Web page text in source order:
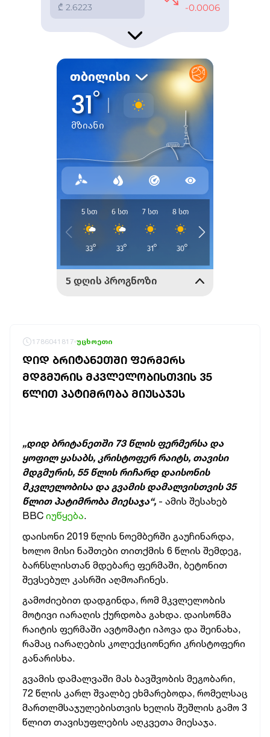
1786041817 უცხოეთი
ᲓᲘᲓ ᲑᲠᲘᲢᲐᲜᲔᲗᲨᲘ ᲤᲔᲠᲛᲔᲠᲡ
ᲛᲓᲒᲛᲣᲠᲘᲡ ᲛᲙᲕᲚᲔᲚᲝᲑᲘᲡᲗᲕᲘᲡ 35
ᲬᲚᲘᲗ ᲞᲐᲢᲘᲛᲠᲝᲑᲐ ᲛᲘᲣᲡᲐᲯᲔᲡ
„დიდ ბრიტანეთში 73 წლის ფერმერსა და
ყოფილ ყასაბს, კრისტოფერ რაიტს, თავისი
მდგმურის, 55 წლის რიჩარდ დაისონის
მკვლელობისა და გვამის დამალვისთვის 35
წლით პატიმრობა მიესაჯა“, - ამის შესახებ
BBC იუწყება.
დაისონი 2019 წლის ნოემბერში გაუჩინარდა,
ხოლო მისი ნაშთები თითქმის 6 წლის შემდეგ,
ბარნსლისთან მდებარე ფერმაში, ბეტონით
შევსებულ კასრში აღმოაჩინეს.
გამოძიებით დადგინდა, რომ მკვლელობის
მოტივი იარაღის ქურდობა გახდა. დაისონმა
რაიტის ფერმაში ავტომატი იპოვა და შეინახა,
რამაც იარაღების კოლექციონერი კრისტოფერი
განარისხა.
გვამის დამალვაში მას ბავშვობის მეგობარი,
72 წლის კარლ შვალბე ეხმარებოდა, რომელსაც
მართლმსაჯულებისთვის ხელის შეშლის გამო 3
წლით თავისუფლების აღკვეთა მიესაჯა.